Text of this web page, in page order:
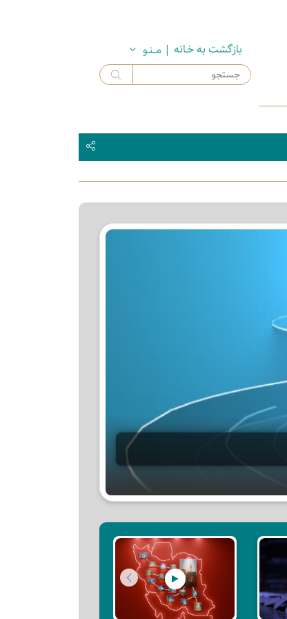
بازگشت به خـانه | مــنـو